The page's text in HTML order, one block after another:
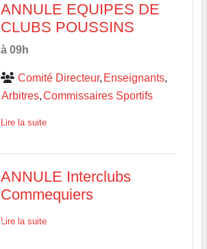
ANNULE EQUIPES DE
CLUBS POUSSINS
à 09h
Comité Directeur Enseignants
Arbitres Commissaires Sportifs
Lire la suite
ANNULE Interclubs
Commequiers
Lire la suite